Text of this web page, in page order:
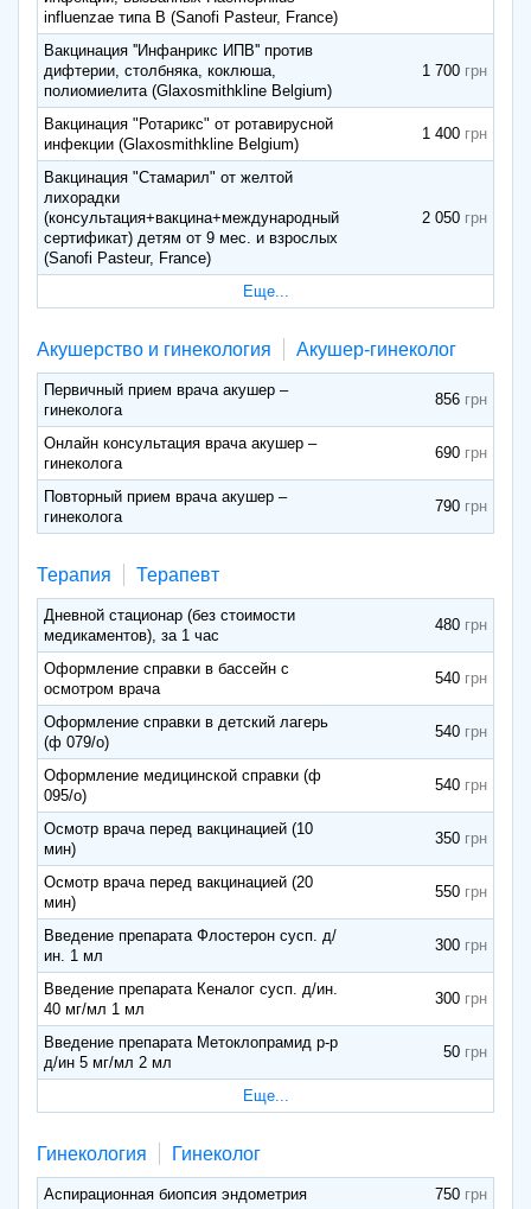
influenzae типа B (Sanofi Pasteur, France)
Вакцинация ''Инфанрикс ИПВ'' против
дифтерии, столбняка, коклюша,
полиомиелита (Glaxosmithkline Belgium)
1 700
Вакцинация "Ротарикс" от ротавирусной
инфекции (Glaxosmithkline Belgium)
1 400
Вакцинация "Стамарил" от желтой
лихорадки
(консультация+вакцина+международный
сертификат) детям от 9 мес. и взрослых
(Sanofi Pasteur, France)
2 050
Еще...
Акушерство и гинекология Акушер-гинеколог
Первичный прием врача акушер –
гинеколога
856
Онлайн консультация врача акушер –
гинеколога
690
Повторный прием врача акушер –
гинеколога
790
Терапия Терапевт
Дневной стационар (без стоимости
медикаментов), за 1 час
480
Оформление справки в бассейн с
осмотром врача
540
Оформление справки в детский лагерь
(ф 079/о)
540
Оформление медицинской справки (ф
095/о)
540
Осмотр врача перед вакцинацией (10
мин)
350
Осмотр врача перед вакцинацией (20
мин)
550
Введение препарата Флостерон сусп. д/
ин. 1 мл
300
Введение препарата Кеналог сусп. д/ин.
40 мг/мл 1 мл
300
Введение препарата Метоклопрамид р-р
д/ин 5 мг/мл 2 мл
50
Еще...
Гинекология Гинеколог
Аспирационная биопсия эндометрия
750